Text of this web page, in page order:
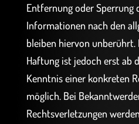
Entfernung oder Sperrung
Informationen nach den
bleiben hiervon unberührt.
Haftung ist jedoch erst ab
Kenntnis einer konkreten
möglich. Bei
Rechtsverletzungen